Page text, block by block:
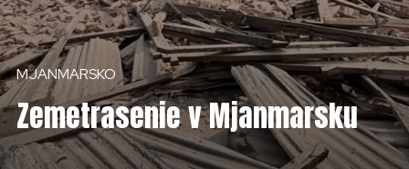
APOTEKA + PINAKOTEKA
PRACUJTE S NAMI
KONTAKT
SLOVENSKO
MJANMARSKO
Zemetrasenie v Mjanmarsku